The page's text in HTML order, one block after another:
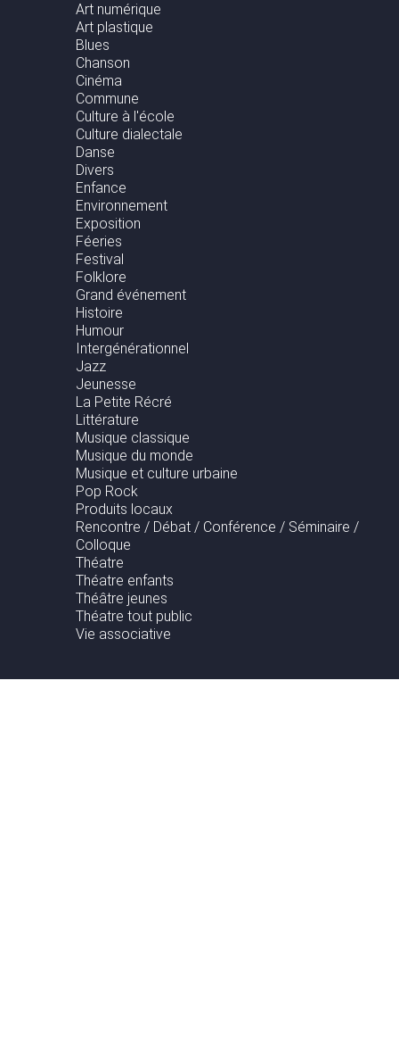
Art numérique
Art plastique
Blues
Chanson
Cinéma
Commune
Culture à l'école
Culture dialectale
Danse
Divers
Enfance
Environnement
Exposition
Féeries
Festival
Folklore
Grand événement
Histoire
Humour
Intergénérationnel
Jazz
Jeunesse
La Petite Récré
Littérature
Musique classique
Musique du monde
Musique et culture urbaine
Pop Rock
Produits locaux
Rencontre / Débat / Conférence / Séminaire /
Colloque
Théatre
Théatre enfants
Théâtre jeunes
Théatre tout public
Vie associative